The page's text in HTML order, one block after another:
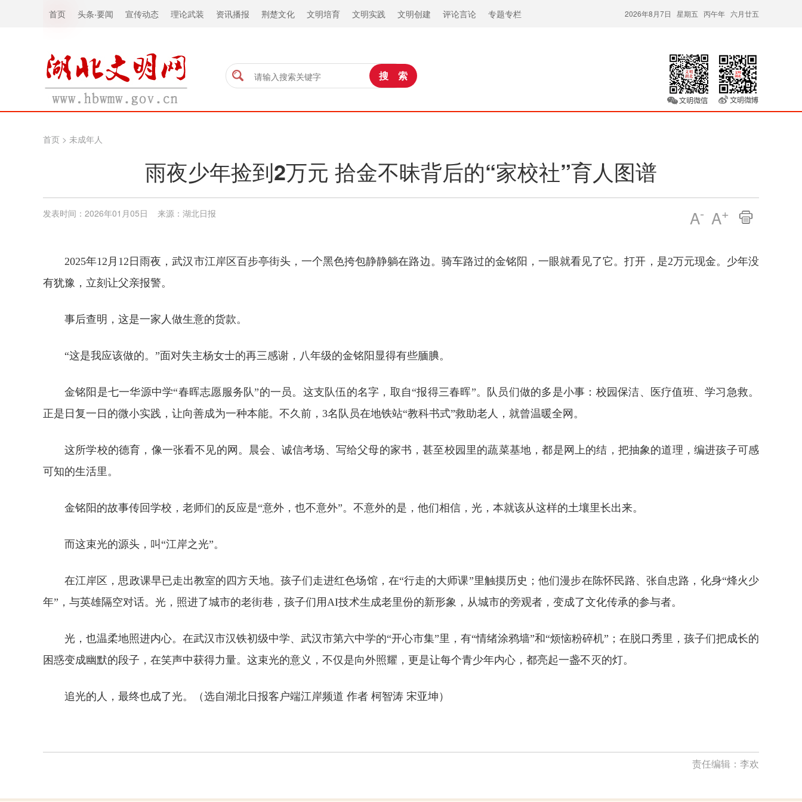
首页 头条·要闻 宣传动态 理论武装 资讯播报 荆楚文化 文明培育 文明实践 文明创建 评论言论 专题专栏 2026年8月7日 星期五 丙午年 六月廿五
首页 > 未成年人
雨夜少年捡到2万元 拾金不昧背后的“家校社”育人图谱
A- A+
发表时间：2026年01月05日 来源：湖北日报
2025年12月12日雨夜，武汉市江岸区百步亭街头，一个黑色挎包静静躺在路边。骑车路过的金铭阳，一眼就看见了它。打开，是2万元现金。少年没
有犹豫，立刻让父亲报警。
事后查明，这是一家人做生意的货款。
“这是我应该做的。”面对失主杨女士的再三感谢，八年级的金铭阳显得有些腼腆。
金铭阳是七一华源中学“春晖志愿服务队”的一员。这支队伍的名字，取自“报得三春晖”。队员们做的多是小事：校园保洁、医疗值班、学习急救。
正是日复一日的微小实践，让向善成为一种本能。不久前，3名队员在地铁站“教科书式”救助老人，就曾温暖全网。
这所学校的德育，像一张看不见的网。晨会、诚信考场、写给父母的家书，甚至校园里的蔬菜基地，都是网上的结，把抽象的道理，编进孩子可感
可知的生活里。
金铭阳的故事传回学校，老师们的反应是“意外，也不意外”。不意外的是，他们相信，光，本就该从这样的土壤里长出来。
而这束光的源头，叫“江岸之光”。
在江岸区，思政课早已走出教室的四方天地。孩子们走进红色场馆，在“行走的大师课”里触摸历史；他们漫步在陈怀民路、张自忠路，化身“烽火少
年”，与英雄隔空对话。光，照进了城市的老街巷，孩子们用AI技术生成老里份的新形象，从城市的旁观者，变成了文化传承的参与者。
光，也温柔地照进内心。在武汉市汉铁初级中学、武汉市第六中学的“开心市集”里，有“情绪涂鸦墙”和“烦恼粉碎机”；在脱口秀里，孩子们把成长的
困惑变成幽默的段子，在笑声中获得力量。这束光的意义，不仅是向外照耀，更是让每个青少年内心，都亮起一盏不灭的灯。
追光的人，最终也成了光。 （选自湖北日报客户端江岸频道 作者 柯智涛 宋亚坤）
责任编辑： 李欢